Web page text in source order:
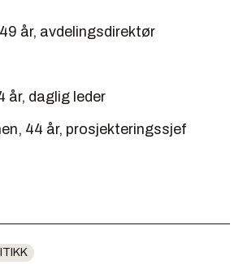
år, avdelingsdirektør
år, daglig leder
44 år, prosjekteringssjef